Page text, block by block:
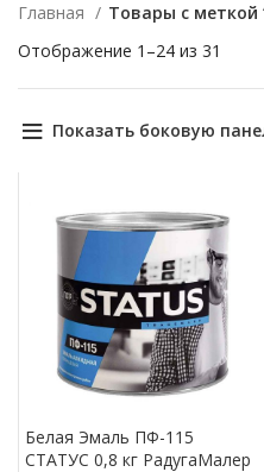
Главная
Товары с меткой
Отображение 1–24 из 31
Показать боковую
Белая Эмаль ПФ-115
СТАТУС 0,8 кг РадугаМалер